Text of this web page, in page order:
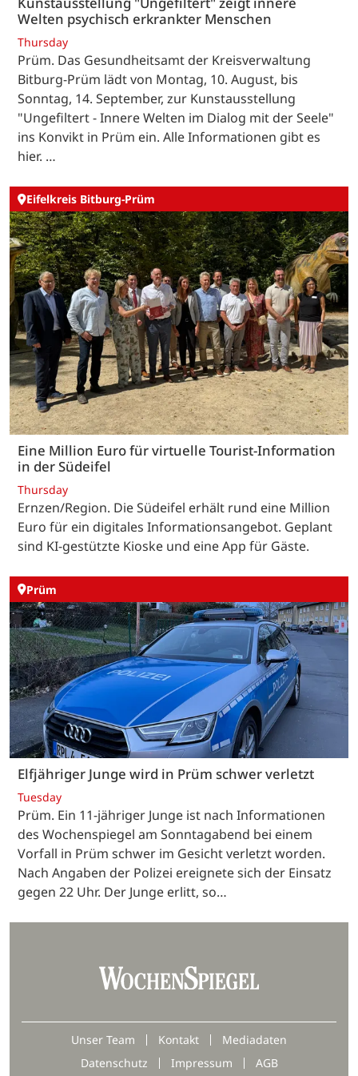
Welten psychisch erkrankter Menschen
Thursday
Prüm. Das Gesundheitsamt der Kreisverwaltung
Bitburg-Prüm lädt von Montag, 10. August, bis
Sonntag, 14. September, zur Kunstausstellung
"Ungefiltert - Innere Welten im Dialog mit der Seele"
ins Konvikt in Prüm ein. Alle Informationen gibt es
hier. …
Eifelkreis Bitburg-Prüm
Eine Million Euro für virtuelle Tourist-Information
in der Südeifel
Thursday
Ernzen/Region. Die Südeifel erhält rund eine Million
Euro für ein digitales Informationsangebot. Geplant
sind KI-gestützte Kioske und eine App für Gäste.
Prüm
Elfjähriger Junge wird in Prüm schwer verletzt
Tuesday
Prüm. Ein 11-jähriger Junge ist nach Informationen
des Wochenspiegel am Sonntagabend bei einem
Vorfall in Prüm schwer im Gesicht verletzt worden.
Nach Angaben der Polizei ereignete sich der Einsatz
gegen 22 Uhr. Der Junge erlitt, so…
Unser Team Kontakt
Mediadaten
Datenschutz
Impressum AGB